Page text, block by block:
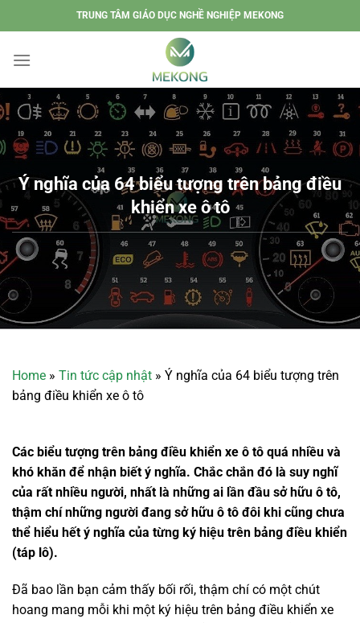
đến
dung
TRUNG TÂM GIÁO DỤC NGHỀ NGHIỆP MEKONG
Ý nghĩa của 64 biểu tượng trên bảng điều
khiển xe ô tô
Home » Tin tức cập nhật » Ý nghĩa của 64 biểu tượng trên
bảng điều khiển xe ô tô
Các biểu tượng trên bảng điều khiển xe ô tô quá nhiều và
khó khăn để nhận biết ý nghĩa. Chắc chắn đó là suy nghĩ
của rất nhiều người, nhất là những ai lần đầu sở hữu ô tô,
thậm chí những người đang sở hữu ô tô đôi khi cũng chưa
thể hiểu hết ý nghĩa của từng ký hiệu trên bảng điều khiển
(táp lô).
Đã bao lần bạn cảm thấy bối rối, thậm chí có một chút
hoang mang mỗi khi một ký hiệu trên bảng điều khiển xe